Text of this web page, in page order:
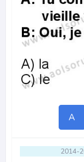
A
2014-